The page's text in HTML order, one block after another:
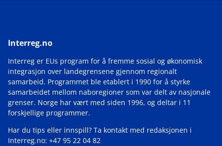
Interreg.no
Interreg er EUs program for å fremme sosial og økonomisk
integrasjon over landegrensene gjennom regionalt
samarbeid. Programmet ble etablert i 1990 for å styrke
samarbeidet mellom naboregioner som var delt av nasjonale
grenser. Norge har vært med siden 1996, og deltar i 11
forskjellige programmer.
Har du tips eller innspill? Ta kontakt med redaksjonen i
Interreg.no: +47 95 22 04 82